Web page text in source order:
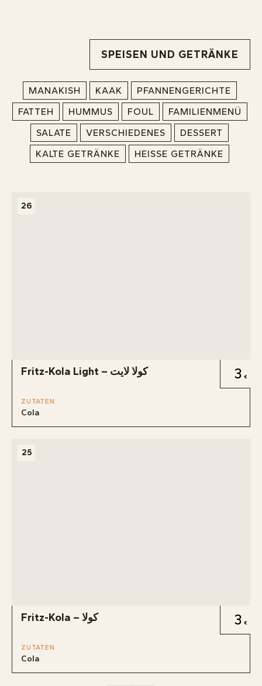
SPEISEN UND GETRÄNKE
MANAKISH KAAK
PFANNENGERICHTE
FATTEH
HUMMUS FOUL
FAMILIENMENÜ
SALATE
VERSCHIEDENES
DESSERT
KALTE GETRÄNKE
HEISSE GETRÄNKE
26
Fritz-Kola Light – كولا لايت 3
ZUTATEN
Cola
25
Fritz-Kola – كولا 3
ZUTATEN
Cola